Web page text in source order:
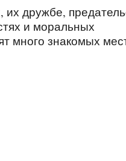
дружбе,
и моральных
много знакомых